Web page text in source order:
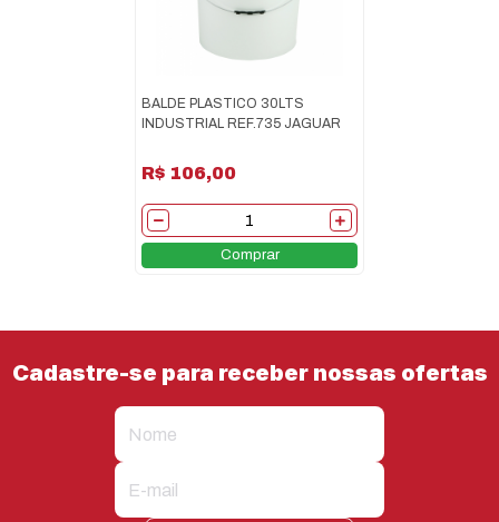
BALDE PLASTICO 30LTS
INDUSTRIAL REF.735 JAGUAR
R$ 106,00
Comprar
Cadastre-se para receber nossas ofertas